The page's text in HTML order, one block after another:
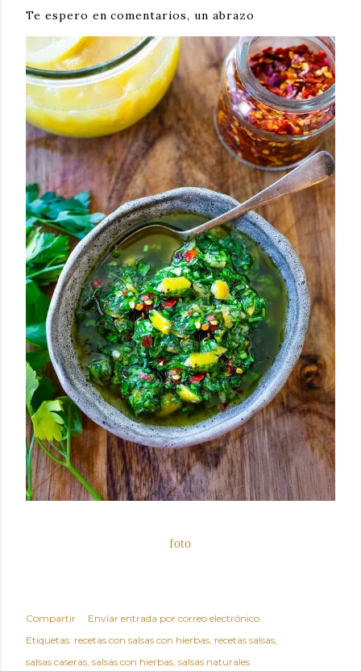
Te espero en comentarios, un abrazo
foto
Compartir
Enviar entrada por correo electrónico
Etiquetas: recetas con salsas con hierbas recetas salsas
salsas caseras salsas con hierbas salsas naturales